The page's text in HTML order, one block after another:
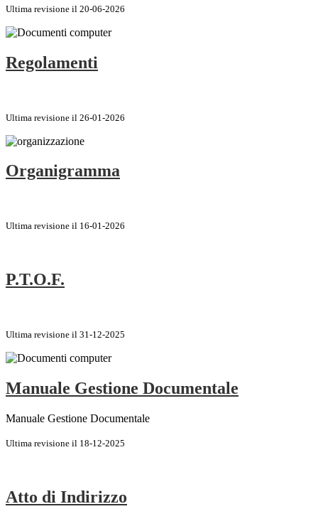
Ultima revisione il 20-06-2026
Regolamenti
Ultima revisione il 26-01-2026
Organigramma
Ultima revisione il 16-01-2026
P.T.O.F.
Ultima revisione il 31-12-2025
Manuale Gestione Documentale
Manuale Gestione Documentale
Ultima revisione il 18-12-2025
Atto di Indirizzo